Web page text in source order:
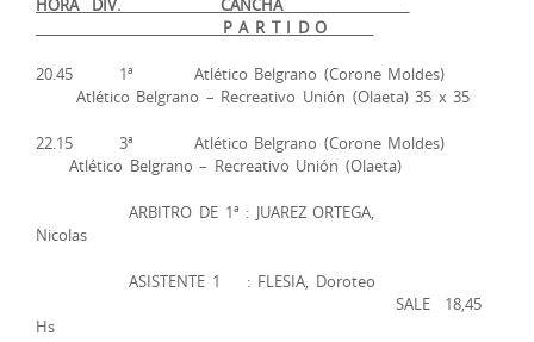
HORA DIV. CANCHA
P A R T I D O
20.45 1ª Atlético Belgrano (Corone Moldes)
Atlético Belgrano – Recreativo Unión (Olaeta) 35 x 35
22.15 3ª Atlético Belgrano (Corone Moldes)
Atlético Belgrano – Recreativo Unión (Olaeta)
ARBITRO DE 1ª : JUAREZ ORTEGA,
ASISTENTE 1 : FLESIA, Doroteo
SALE 18,45
Hs